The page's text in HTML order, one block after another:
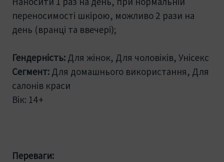
переносимості шкірою, можливо 2 рази на
день (вранці та ввечері);
Гендерність: Для жінок, Для чоловіків, Унісекс
Сегмент: Для домашнього використання, Для
салонів краси
Вік: 14+
Переваги: